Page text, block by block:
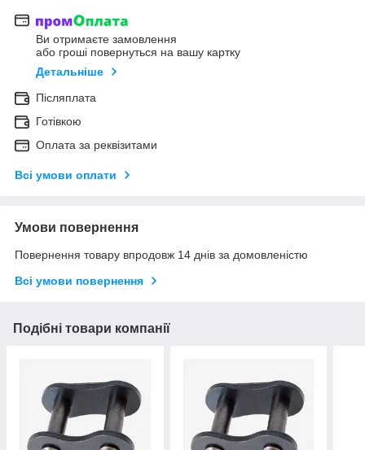
Ви отримаєте замовлення
або гроші повернуться на вашу картку
Детальніше
Післяплата
Готівкою
Оплата за реквізитами
Всі умови оплати
Умови повернення
Повернення товару впродовж 14 днів за домовленістю
Всі умови повернення
Подібні товари компанії